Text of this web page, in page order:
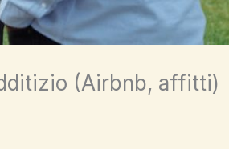
(Airbnb, affitti)